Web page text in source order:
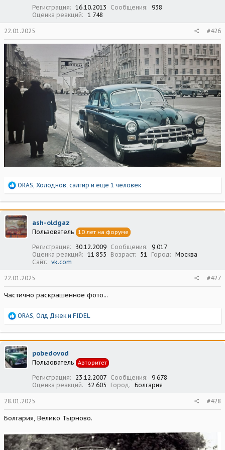
Регистрация 16.10.2013 Сообщения
938
Оценка реакций
1 748
22.01.2025 #426
Р
а
к
ц
и
и
ORAS Холоднов салгир и еще 1 человек
ash-oldgaz
Пользователь 10 лет на форуме
Регистрация 30.12.2009 Сообщения
9 017
Оценка реакций
11 855 Возраст 51 Город
Москва
Сайт
vk.com
22.01.2025 #427
Частично раскрашенное фото...
Р
а
к
ц
и
и
ORAS Олд Джек и FIDEL
pobedovod
Пользователь Авторитет
Регистрация 23.12.2007 Сообщения
9 678
Оценка реакций
32 605 Город Болгария
28.01.2025 #428
Болгария, Велико Тырново.